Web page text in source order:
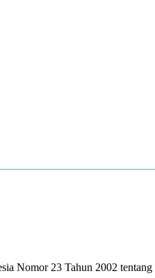
Nomor 23 Tahun 2002